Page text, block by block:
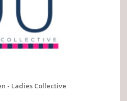
- Ladies Collective